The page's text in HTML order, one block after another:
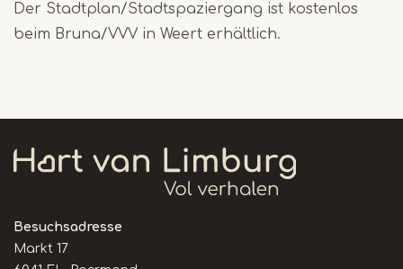
Der Stadtplan/Stadtspaziergang ist kostenlos
beim Bruna/VVV in Weert erhältlich.
Besuchsadresse
Markt 17